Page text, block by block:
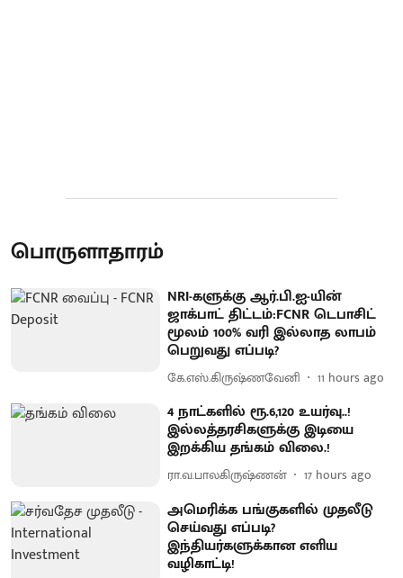
பொருளாதாரம்
NRI-களுக்கு ஆர்.பி.ஐ-யின்
ஜாக்பாட் திட்டம்:FCNR டெபாசிட்
மூலம் 100% வரி இல்லாத லாபம்
பெறுவது எப்படி?
கே.எஸ்.கிருஷ்ணவேனி 11 hours ago
4 நாட்களில் ரூ.6,120 உயர்வு..!
இல்லத்தரசிகளுக்கு இடியை
இறக்கிய தங்கம் விலை.!
ரா.வ.பாலகிருஷ்ணன் 17 hours ago
அமெரிக்க பங்குகளில் முதலீடு
செய்வது எப்படி?
இந்தியர்களுக்கான எளிய
வழிகாட்டி!